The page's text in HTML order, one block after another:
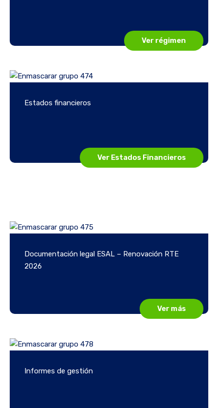
Ver régimen
Estados financieros
Ver Estados Financieros
Documentación legal ESAL – Renovación RTE
2026
Ver más
Informes de gestión